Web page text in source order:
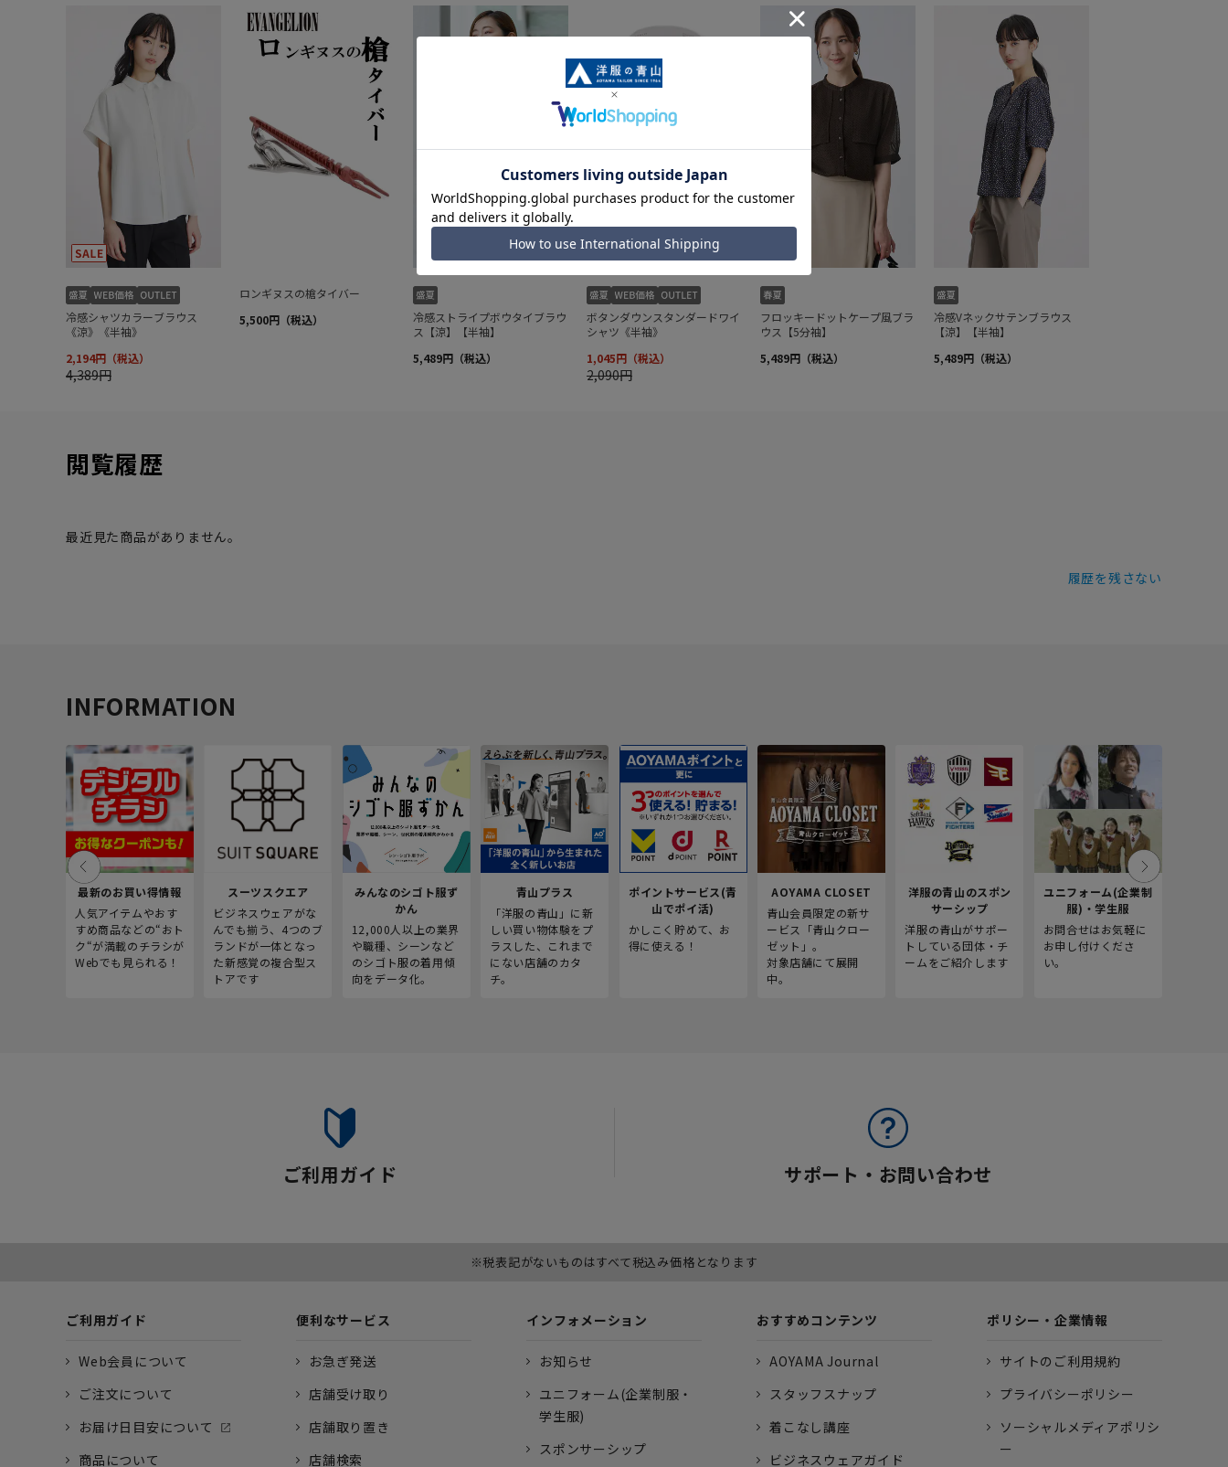
閲覧履歴
最近見た商品がありません。
履歴を残さない
INFORMATION
最新のお買い得情報
人気アイテムやおす
すめ商品などの“おト
ク“が満載のチラシが
Webでも見られる！
スーツスクエア
ビジネスウェアがな
んでも揃う、4つのブ
ランドが一体となっ
た新感覚の複合型ス
トアです
みんなのシゴト服ず
かん
12,000人以上の業界
や職種、シーンなど
のシゴト服の着用傾
向をデータ化。
青山プラス
「洋服の青山」に新
しい買い物体験をプ
ラスした、これまで
にない店舗のカタ
チ。
ポイントサービス(青
山でポイ活)
かしこく貯めて、お
得に使える！
AOYAMA CLOSET
青山会員限定の新サ
ービス「青山クロー
ゼット」。
対象店舗にて展開
中。
洋服の青山のスポン
サーシップ
洋服の青山がサポー
トしている団体・チ
ームをご紹介します
ユニフォーム(企業制
服)・学生服
お問合せはお気軽に
お申し付けくださ
い。
ご利用ガイド サポート・お問い合わせ
※税表記がないものはすべて税込み価格となります
ご利用ガイド
Web会員について
ご注文について
お届け日目安について
商品について
便利なサービス
お急ぎ発送
店舗受け取り
店舗取り置き
店舗検索
インフォメーション
お知らせ
ユニフォーム(企業制服・
学生服)
スポンサーシップ
おすすめコンテンツ
AOYAMA Journal
スタッフスナップ
着こなし講座
ビジネスウェアガイド
ポリシー・企業情報
サイトのご利用規約
プライバシーポリシー
ソーシャルメディアポリシ
ー